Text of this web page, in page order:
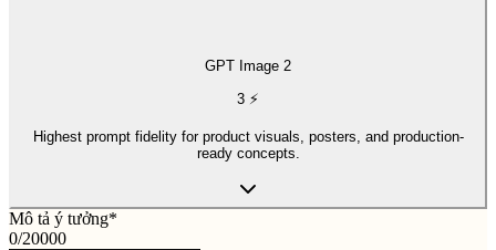
GPT Image 2
3 ⚡
Highest prompt fidelity for product visuals, posters, and production-
ready concepts.
Mô tả ý tưởng*
0/20000